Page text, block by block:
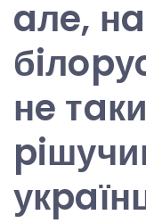
aлe,
нe